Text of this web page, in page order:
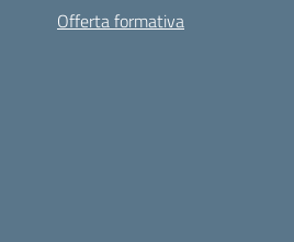
Offerta formativa